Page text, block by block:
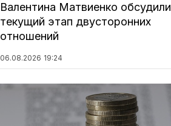
Валентина Матвиенко обсудили
текущий этап двусторонних
отношений
06.08.2026 19:24